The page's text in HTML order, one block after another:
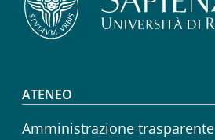
Footer menu
ATENEO
Amministrazione trasparente